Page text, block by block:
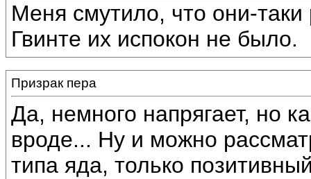
Меня смутило, что они-
Гвинте их испокон не было.
Призрак пера
Да, немного напрягает, но
вроде... Ну и можно
типа яда, только